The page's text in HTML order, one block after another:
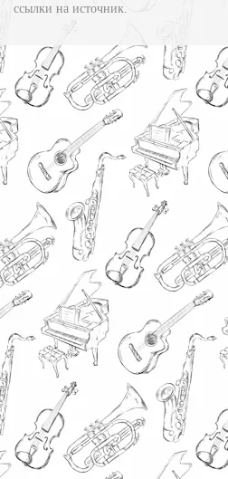
ссылки на источник.